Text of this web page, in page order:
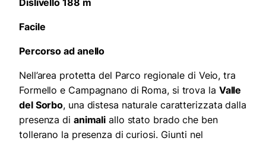
Dislivello 188 m
Facile
Percorso ad anello
Nell’area protetta del Parco regionale di Veio, tra
Formello e Campagnano di Roma, si trova la Valle
del Sorbo, una distesa naturale caratterizzata dalla
presenza di animali allo stato brado che ben
tollerano la presenza di curiosi. Giunti nel